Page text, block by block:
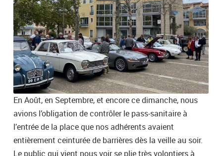
En Août, en Septembre, et encore ce dimanche, nous
avions l’obligation de contrôler le pass-sanitaire à
l’entrée de la place que nos adhérents avaient
entièrement ceinturée de barrières dès la veille au soir.
Le public qui vient nous voir se plie très volontiers à